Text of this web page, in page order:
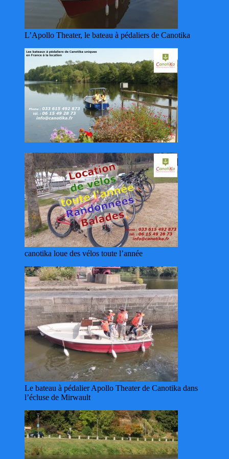
L’Apollo Theater, le bateau à pédaliers de Canotika
canotika loue des vélos toute l’année
Le bateau à pédalier Apollo Theater de Canotika dans
l’écluse de Mirwault